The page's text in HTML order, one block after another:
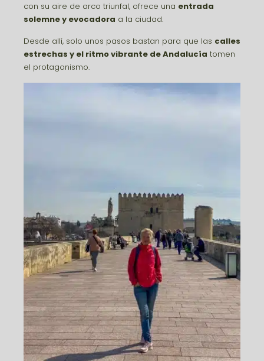
con su aire de arco triunfal, ofrece una entrada
solemne y evocadora a la ciudad.
Desde allí, solo unos pasos bastan para que las calles
estrechas y el ritmo vibrante de Andalucía tomen
el protagonismo.